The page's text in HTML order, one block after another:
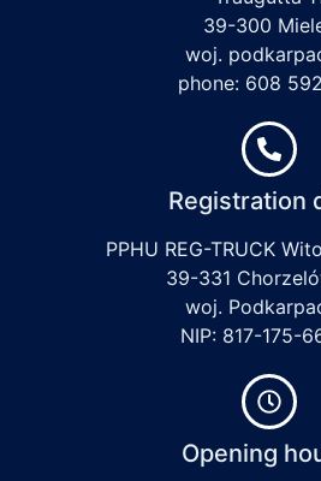
39-300
woj.
phone: 608
Registration
PPHU REG-TRUCK
39-331
woj.
NIP: 817-175-
Opening